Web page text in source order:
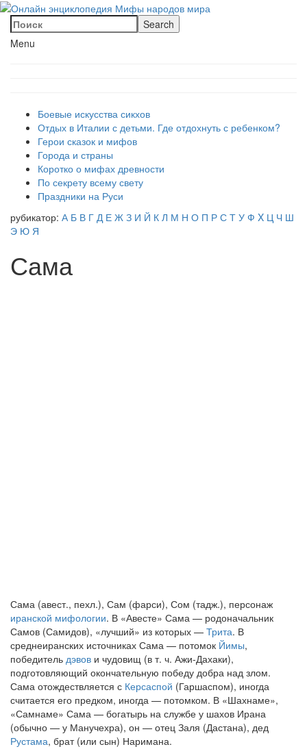
Menu
Боевые искусства сикхов
Отдых в Италии с детьми. Где отдохнуть с ребенком?
Герои сказок и мифов
Города и страны
Коротко о мифах древности
По секрету всему свету
Праздники на Руси
рубикатор: А Б В Г Д Е Ж З И Й К Л М Н О П Р С Т У Ф X Ц Ч Ш
Э Ю Я
Сама
Сама (авест., пехл.), Сам (фарси), Сом (тадж.), персонаж
иранской мифологии. В «Авесте» Сама — родоначальник
Самов (Самидов), «лучший» из которых — Трита. В
среднеиранских источниках Сама — потомок Йимы,
победитель дэвов и чудовищ (в т. ч. Ажи-Дахаки),
подготовляющий окончательную победу добра над злом.
Сама отождествляется с Керсаспой (Гаршаспом), иногда
считается его предком, иногда — потомком. В «Шахнаме»,
«Самнаме» Сама — богатырь на службе у шахов Ирана
(обычно — у Манучехра), он — отец Заля (Дастана), дед
Рустама, брат (или сын) Наримана.